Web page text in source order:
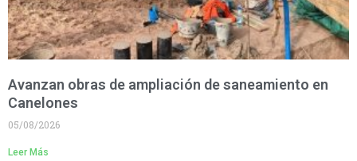
Avanzan obras de ampliación de saneamiento en
Canelones
05/08/2026
Leer Más